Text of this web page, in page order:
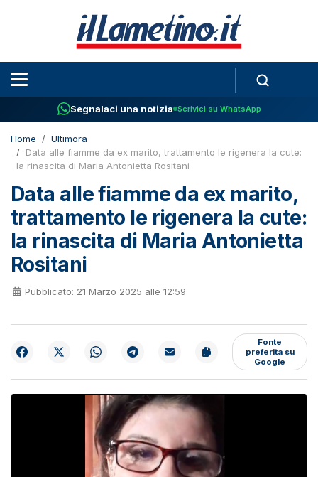
Segnalaci una notizia Scrivici su WhatsApp
Home
Ultimora
Data alle fiamme da ex marito, trattamento le rigenera la cute:
la rinascita di Maria Antonietta Rositani
Data alle fiamme da ex marito,
trattamento le rigenera la cute:
la rinascita di Maria Antonietta
Rositani
Pubblicato: 21 Marzo 2025 alle 12:59
Fonte
preferita su
Google